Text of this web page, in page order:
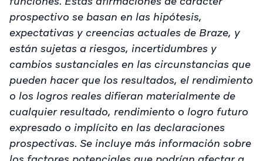
prospectivo se basan en las hipótesis,
expectativas y creencias actuales de Braze, y
están sujetas a riesgos, incertidumbres y
cambios sustanciales en las circunstancias que
pueden hacer que los resultados, el rendimiento
o los logros reales difieran materialmente de
cualquier resultado, rendimiento o logro futuro
expresado o implícito en las declaraciones
prospectivas. Se incluye más información sobre